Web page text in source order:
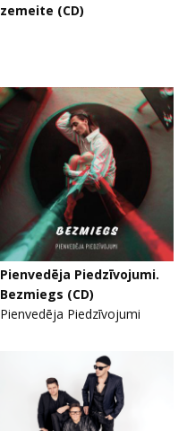
zemeite (CD)
Pienvedēja Piedzīvojumi.
Bezmiegs (CD)
Pienvedēja Piedzīvojumi